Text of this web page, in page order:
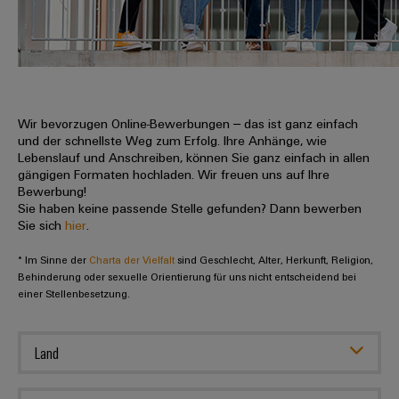
erlebbar
werden.
Datencenter
Produkte
für
Rechenzentren
–
effizient,
zuverlässig,
skalierbar
Energiespeicher
Lösungen
und
Anschlusstechnologie
DC-
u-
OS
Edge
Computing
Industrial
5G
Single
Leiterplattenklemmen
Gehäusesysteme
komponenten
Kabeleinführungssysteme
und
-
komponenten
Anschlussleitungen,
Patchkabel
Fast
Delivery
Beratung
und
digitale
Planung
easyConnect
-
Ihre
uns
Promotionfahrzeug
Distribution
Info
für
unsere
Partner
Vertrieb
Weidmüller
Zahlen
Unser
Vorstand
Nachhaltigkeit
Academy
People
Karriere
Stellen
für
Berufserfahrene
Für
Studierende
Werkstudententätigkeiten
Praktika
Abschlussarbeiten
Wir bevorzugen Online-Bewerbungen – das ist ganz einfach
und der schnellste Weg zum Erfolg. Ihre Anhänge, wie
Lebenslauf und Anschreiben, können Sie ganz einfach in allen
gängigen Formaten hochladen. Wir freuen uns auf Ihre
Bewerbung!
Sie haben keine passende Stelle gefunden? Dann bewerben
Sie sichhier
* Im Sinne der Charta der Vielfalt sind Geschlecht, Alter, Herkunft, Religion,
Behinderung oder sexuelle Orientierung für uns nicht entscheidend bei
einer Stellenbesetzung.
Land